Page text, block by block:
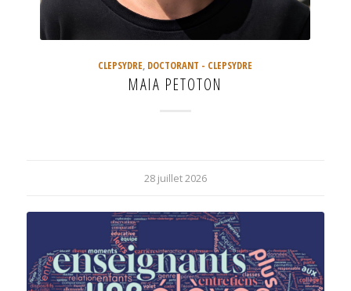
CLEPSYDRE, DOCTORANT - CLEPSYDRE
MAIA PETOTON
28 juillet 2026